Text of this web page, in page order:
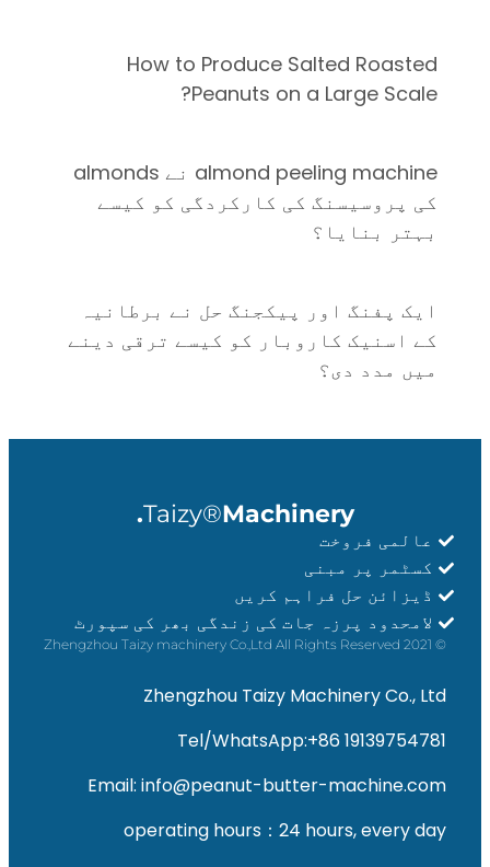
How to Produce Salted Roasted
Peanuts on a Large Scale?
almond peeling machine نے almonds
کی پروسیسنگ کی کارکردگی کو کیسے
بہتر بنایا؟
ایک پفنگ اور پیکجنگ حل نے برطانیہ
کے اسنیک کاروبار کو کیسے ترقی دینے
میں مدد دی؟
Taizy®Machinery.
عالمی فروخت
کسٹمر پر مبنی
ڈیزائن حل فراہم کریں
لامحدود پرزہ جات کی زندگی بھر کی سپورٹ
© 2021 Zhengzhou Taizy machinery Co.,Ltd All Rights Reserved
Zhengzhou Taizy Machinery Co., Ltd
Tel/WhatsApp:+86 19139754781
Email: info@peanut-butter-machine.com
operating hours：24 hours, every day